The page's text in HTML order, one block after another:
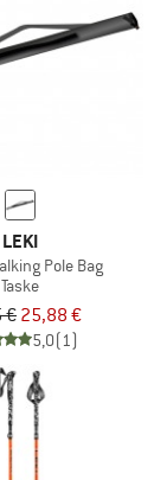
LEKI
Pole Bag
Taske
€25,88 €
5,0(1)